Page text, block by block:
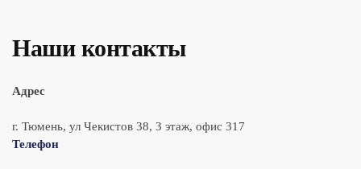
Наши контакты
Адрес
г. Тюмень, ул Чекистов 38, 3 этаж, офис 317
Телефон